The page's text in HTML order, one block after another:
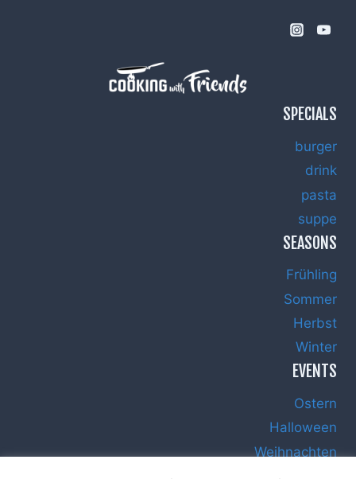
SPECIALS
burger
drink
pasta
suppe
SEASONS
Frühling
Sommer
Herbst
Winter
EVENTS
Ostern
Halloween
Weihnachten